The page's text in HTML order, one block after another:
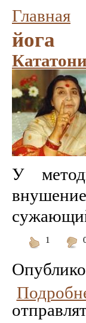
Главная
йога
У
1